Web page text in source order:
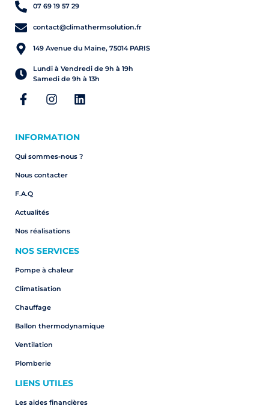
07 69 19 57 29
contact@climathermsolution.fr
149 Avenue du Maine, 75014 PARIS
Lundi à Vendredi de 9h à 19h
Samedi de 9h à 13h
INFORMATION
Qui sommes-nous ?
Nous contacter
F.A.Q
Actualités
Nos réalisations
NOS SERVICES
Pompe à chaleur
Climatisation
Chauffage
Ballon thermodynamique
Ventilation
Plomberie
LIENS UTILES
Les aides financières